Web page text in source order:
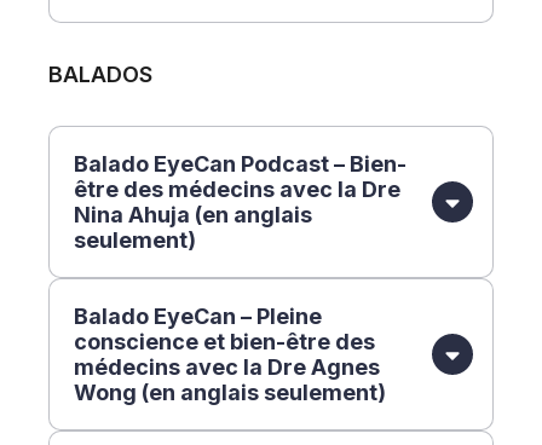
BALADOS
Balado EyeCan Podcast – Bien-
être des médecins avec la Dre
Nina Ahuja (en anglais
seulement)
Balado EyeCan – Pleine
conscience et bien-être des
médecins avec la Dre Agnes
Wong (en anglais seulement)